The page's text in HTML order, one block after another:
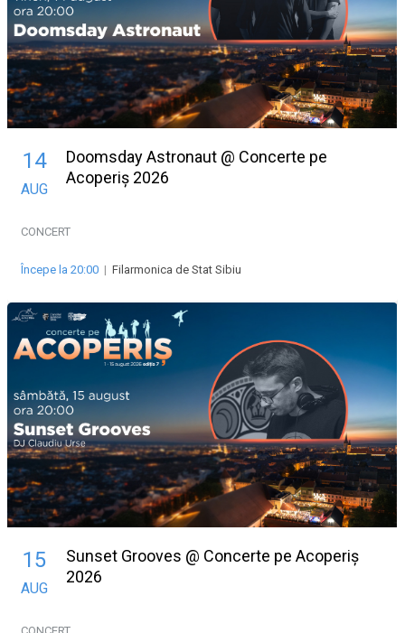
14
AUG
Doomsday Astronaut @ Concerte pe
Acoperiș 2026
CONCERT
Începe la 20:00 | Filarmonica de Stat Sibiu
15
AUG
Sunset Grooves @ Concerte pe Acoperiș
2026